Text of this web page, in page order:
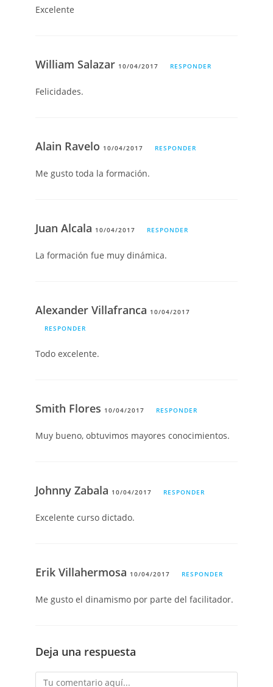
Excelente
William Salazar 10/04/2017 RESPONDER
Felicidades.
Alain Ravelo 10/04/2017 RESPONDER
Me gusto toda la formación.
Juan Alcala 10/04/2017 RESPONDER
La formación fue muy dinámica.
Alexander Villafranca 10/04/2017
RESPONDER
Todo excelente.
Smith Flores 10/04/2017 RESPONDER
Muy bueno, obtuvimos mayores conocimientos.
Johnny Zabala 10/04/2017 RESPONDER
Excelente curso dictado.
Erik Villahermosa 10/04/2017 RESPONDER
Me gusto el dinamismo por parte del facilitador.
Deja una respuesta